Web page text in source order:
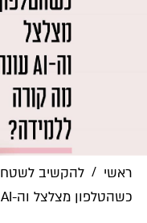
ראשי / להקשיב לשטח
כשהטלפון מצלצל וה-AI עונה – מה קורה ללמידה?